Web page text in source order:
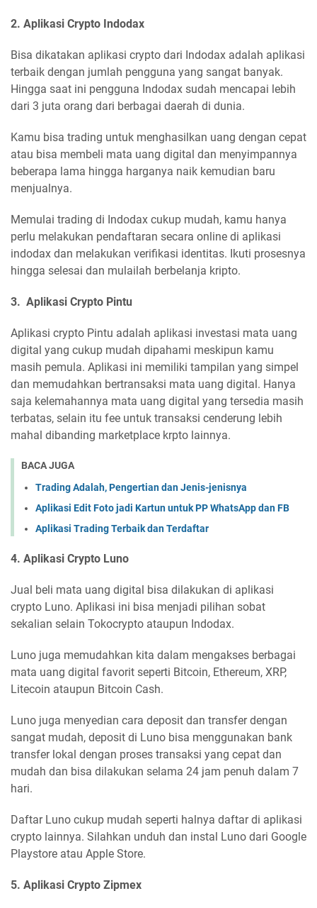
2. Aplikasi Crypto Indodax
Bisa dikatakan aplikasi crypto dari Indodax adalah aplikasi
terbaik dengan jumlah pengguna yang sangat banyak.
Hingga saat ini pengguna Indodax sudah mencapai lebih
dari 3 juta orang dari berbagai daerah di dunia.
Kamu bisa trading untuk menghasilkan uang dengan cepat
atau bisa membeli mata uang digital dan menyimpannya
beberapa lama hingga harganya naik kemudian baru
menjualnya.
Memulai trading di Indodax cukup mudah, kamu hanya
perlu melakukan pendaftaran secara online di aplikasi
indodax dan melakukan verifikasi identitas. Ikuti prosesnya
hingga selesai dan mulailah berbelanja kripto.
3. Aplikasi Crypto Pintu
Aplikasi crypto Pintu adalah aplikasi investasi mata uang
digital yang cukup mudah dipahami meskipun kamu
masih pemula. Aplikasi ini memiliki tampilan yang simpel
dan memudahkan bertransaksi mata uang digital. Hanya
saja kelemahannya mata uang digital yang tersedia masih
terbatas, selain itu fee untuk transaksi cenderung lebih
mahal dibanding marketplace krpto lainnya.
BACA JUGA
Trading Adalah, Pengertian dan Jenis-jenisnya
Aplikasi Edit Foto jadi Kartun untuk PP WhatsApp dan FB
Aplikasi Trading Terbaik dan Terdaftar
4. Aplikasi Crypto Luno
Jual beli mata uang digital bisa dilakukan di aplikasi
crypto Luno. Aplikasi ini bisa menjadi pilihan sobat
sekalian selain Tokocrypto ataupun Indodax.
Luno juga memudahkan kita dalam mengakses berbagai
mata uang digital favorit seperti Bitcoin, Ethereum, XRP,
Litecoin ataupun Bitcoin Cash.
Luno juga menyedian cara deposit dan transfer dengan
sangat mudah, deposit di Luno bisa menggunakan bank
transfer lokal dengan proses transaksi yang cepat dan
mudah dan bisa dilakukan selama 24 jam penuh dalam 7
hari.
Daftar Luno cukup mudah seperti halnya daftar di aplikasi
crypto lainnya. Silahkan unduh dan instal Luno dari Google
Playstore atau Apple Store.
5. Aplikasi Crypto Zipmex